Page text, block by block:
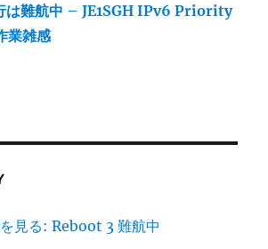
は難航中 – JE1SGH IPv6 Priority
業雑感
見る: Reboot 3 難航中